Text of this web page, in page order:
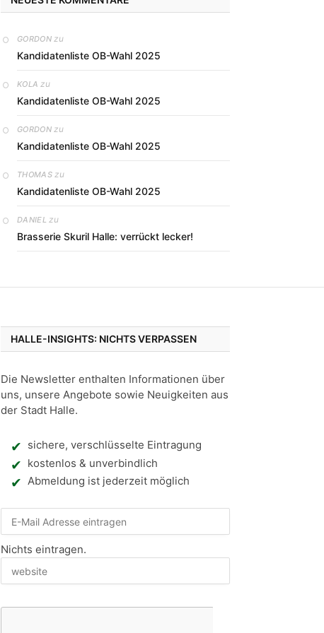
GORDONzu
Kandidatenliste OB-Wahl 2025
KOLA zu
Kandidatenliste OB-Wahl 2025
GORDONzu
Kandidatenliste OB-Wahl 2025
THOMASzu
Kandidatenliste OB-Wahl 2025
DANIEL zu
Brasserie Skuril Halle: verrückt lecker!
HALLE-INSIGHTS: NICHTS VERPASSEN
Die Newsletter enthalten Informationen über
uns, unsere Angebote sowie Neuigkeiten aus
der Stadt Halle.
sichere, verschlüsselte Eintragung
kostenlos & unverbindlich
Abmeldung ist jederzeit möglich
Nichts eintragen.